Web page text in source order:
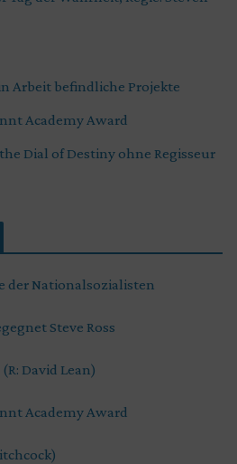
Arbeit befindliche Projekte
Academy Award
Dial of Destiny ohne Regisseur
der Nationalsozialisten
Steve Ross
David Lean)
Academy Award